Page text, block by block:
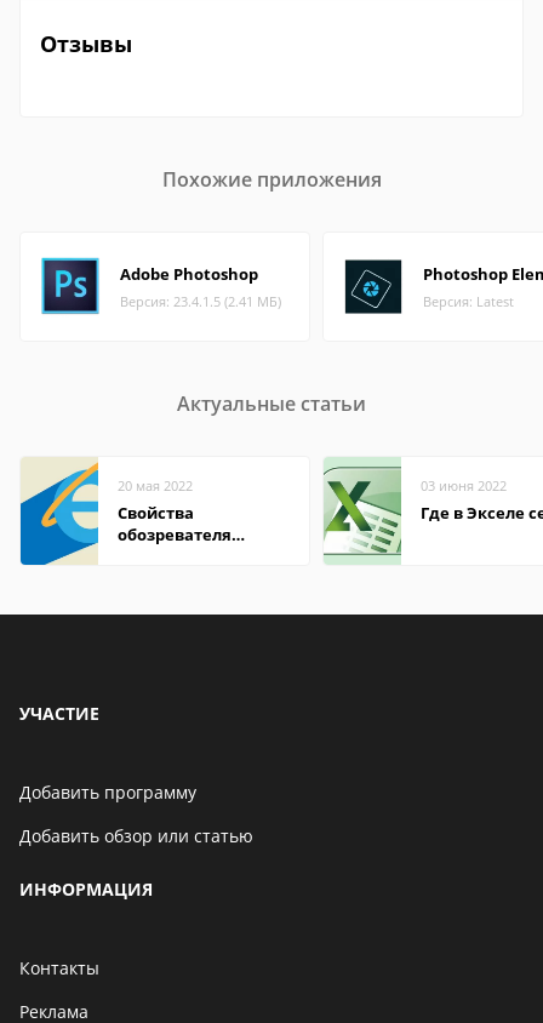
Отзывы
Похожие приложения
Adobe Photoshop
Версия: 23.4.1.5 (2.41 МБ)
Photoshop
Версия: Latest
Актуальные статьи
20 мая 2022
Свойства
обозревателя
03 июня 2022
Где в Экселе
УЧАСТИЕ
Добавить программу
Добавить обзор или статью
ИНФОРМАЦИЯ
Контакты
Реклама